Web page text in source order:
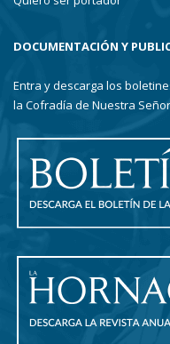
DOCUMENTACIÓN Y
Entra y descarga los
la Cofradía de Nuestra